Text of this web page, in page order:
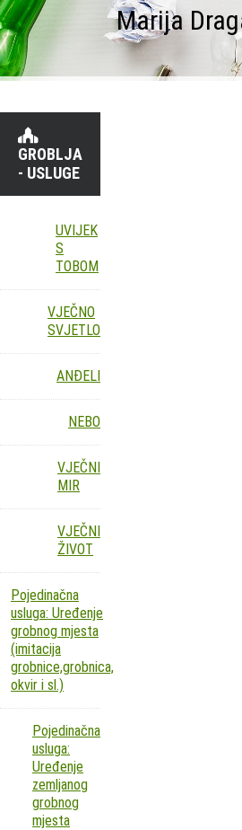
Marija
GROBLJA
- USLUGE
UVIJEK
S
TOBOM
VJEČNO
SVJETLO
ANĐELI
NEBO
VJEČNI
MIR
VJEČNI
ŽIVOT
Pojedinačna
usluga: Uređenje
grobnog mjesta
(imitacija
grobnice,grobnica,
okvir i sl.)
Pojedinačna
usluga:
Uređenje
zemljanog
grobnog
mjesta